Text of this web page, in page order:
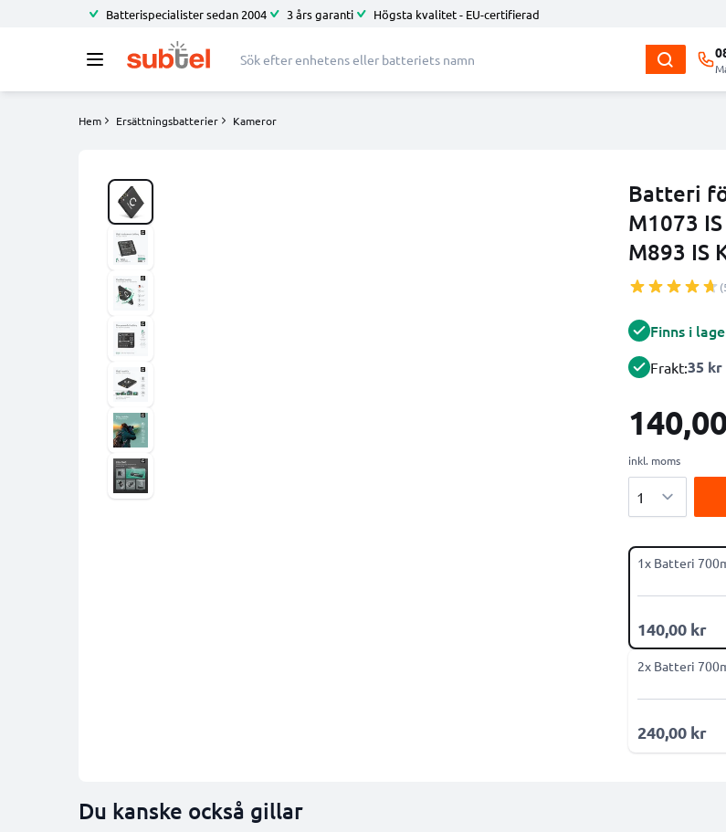
Batterispecialister sedan 2004 3 års garanti Högsta kvalitet - EU-certifierad
Hem Ersättningsbatterier Kameror
Batteri
M1073
M893 IS
Finns i
Frakt:35 kr
inkl. moms
1x Batteri
140,00 kr
2x Batteri
240,00 kr
Du kanske också gillar